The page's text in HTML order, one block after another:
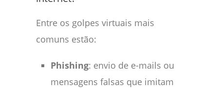
Entre os golpes virtuais mais
comuns estão:
Phishing: envio de e-mails ou
mensagens falsas que imitam